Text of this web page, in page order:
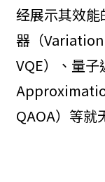
经展示其效
器（
VQE）、量
QAOA）等就